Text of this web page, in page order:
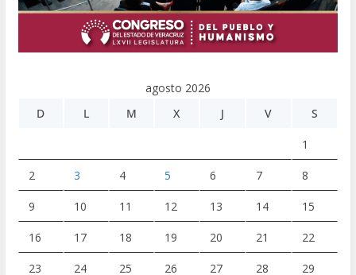
agosto 2026
D
L M X J V S
1
2 3 4 5 6 7 8
9 10 11 12 13 14 15
16 17 18 19 20 21 22
23 24 25 26 27 28 29